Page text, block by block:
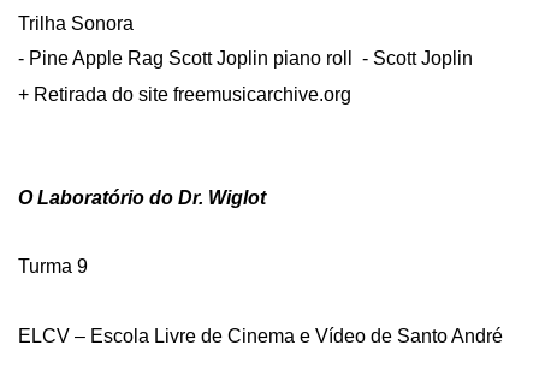
Trilha Sonora
- Pine Apple Rag Scott Joplin piano roll - Scott Joplin
+ Retirada do site freemusicarchive.org
O Laboratório do Dr. Wiglot
Turma 9
ELCV – Escola Livre de Cinema e Vídeo de Santo André